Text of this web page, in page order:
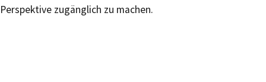
Perspektive zugänglich zu machen.